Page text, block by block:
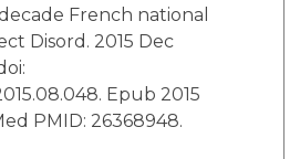
French national
Disord. 2015 Dec
Epub 2015
PMID: 26368948.